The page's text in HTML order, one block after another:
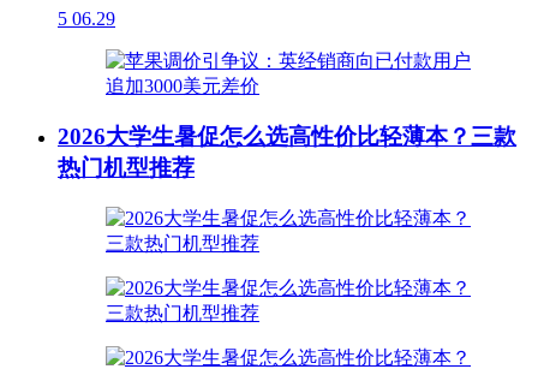
5 06.29
2026大学生暑促怎么选高性价比轻薄本？三款
热门机型推荐